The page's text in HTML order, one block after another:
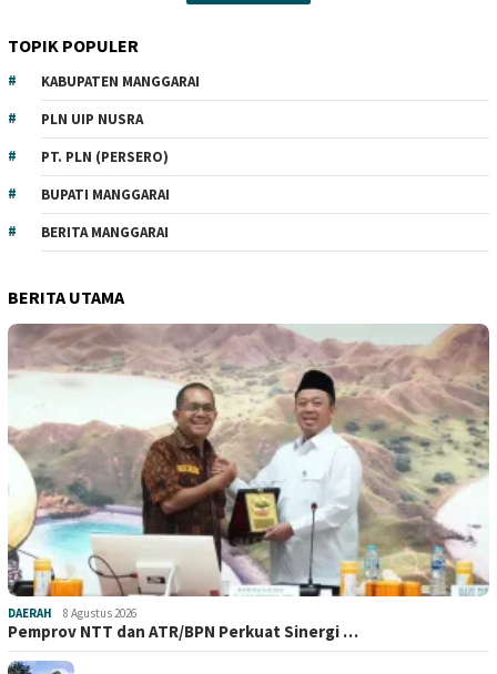
TOPIK POPULER
KABUPATEN MANGGARAI
PLN UIP NUSRA
PT. PLN (PERSERO)
BUPATI MANGGARAI
BERITA MANGGARAI
BERITA UTAMA
DAERAH 8 Agustus 2026
Pemprov NTT dan ATR/BPN Perkuat Sinergi …